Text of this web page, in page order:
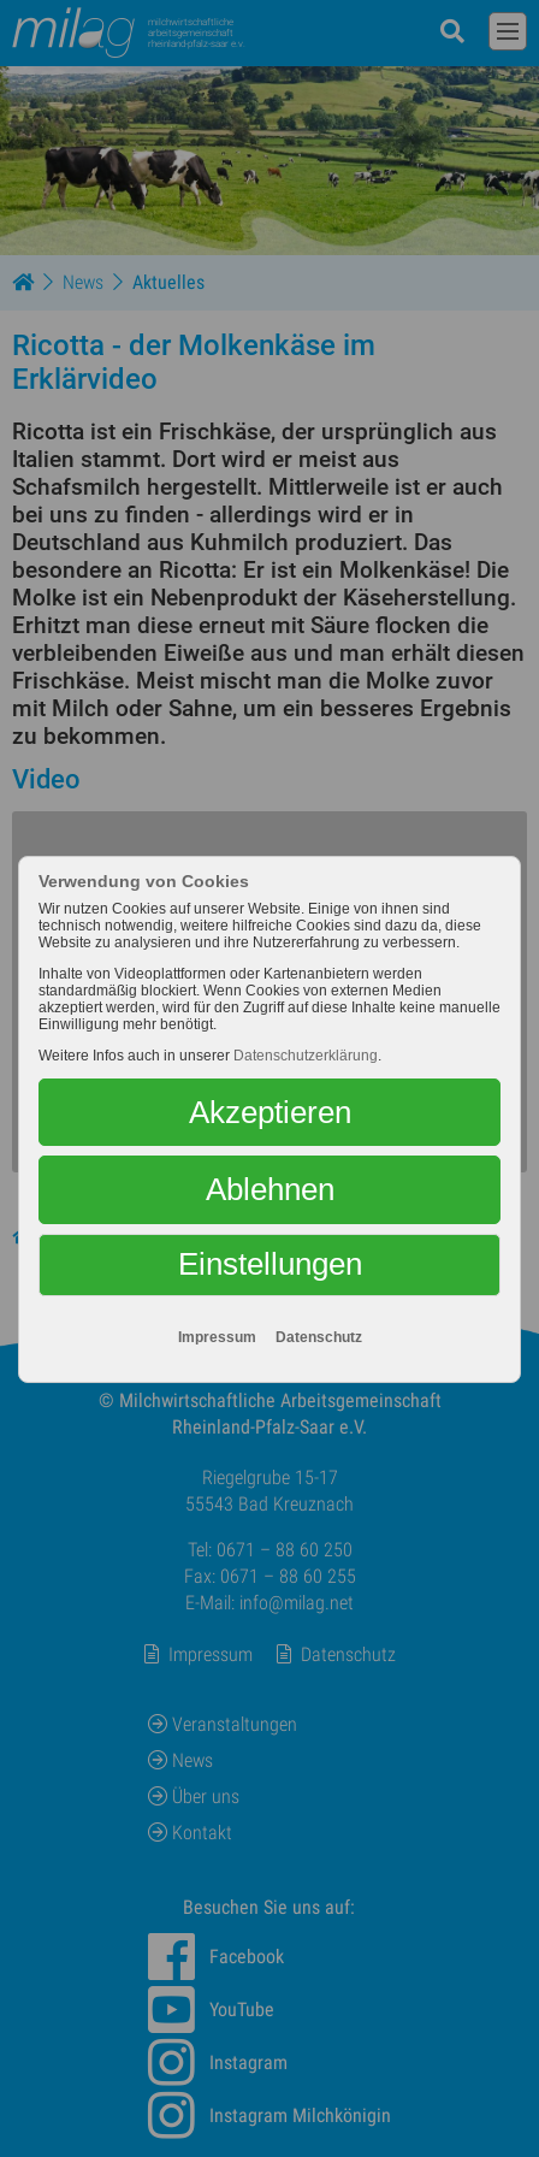
milchwirtschaftliche
arbeitsgemeinschaft
rheinland-pfalz-saar e.v.
News Aktuelles
Ricotta - der Molkenkäse im
Erklärvideo
Ricotta ist ein Frischkäse, der ursprünglich aus
Italien stammt. Dort wird er meist aus
Schafsmilch hergestellt. Mittlerweile ist er auch
bei uns zu finden - allerdings wird er in
Deutschland aus Kuhmilch produziert. Das
besondere an Ricotta: Er ist ein Molkenkäse! Die
Molke ist ein Nebenprodukt der Käseherstellung.
Erhitzt man diese erneut mit Säure flocken die
verbleibenden Eiweiße aus und man erhält diesen
Frischkäse. Meist mischt man die Molke zuvor
mit Milch oder Sahne, um ein besseres Ergebnis
zu bekommen.
Video
Mit dem Laden des Videos akzeptieren Sie die
Datenschutzerklärung von Youtube.
Mehr erfahren
Dieses Video laden
News Aktuelles
© Milchwirtschaftliche Arbeitsgemeinschaft
Rheinland-Pfalz-Saar e.V.
Riegelgrube 15-17
55543 Bad Kreuznach
Tel: 0671 – 88 60 250
Fax: 0671 – 88 60 255
E-Mail: info@milag.net
Impressum Datenschutz
Veranstaltungen
News
Über uns
Kontakt
Besuchen Sie uns auf:
Facebook
YouTube
Instagram
Instagram Milchkönigin
Verwendung von Cookies
Wir nutzen Cookies auf unserer Website. Einige von ihnen sind
technisch notwendig, weitere hilfreiche Cookies sind dazu da, diese
Website zu analysieren und ihre Nutzererfahrung zu verbessern.
Inhalte von Videoplattformen oder Kartenanbietern werden
standardmäßig blockiert. Wenn Cookies von externen Medien
akzeptiert werden, wird für den Zugriff auf diese Inhalte keine manuelle
Einwilligung mehr benötigt.
Weitere Infos auch in unserer Datenschutzerklärung.
Impressum Datenschutz
Einstellungen
Ablehnen
Akzeptieren